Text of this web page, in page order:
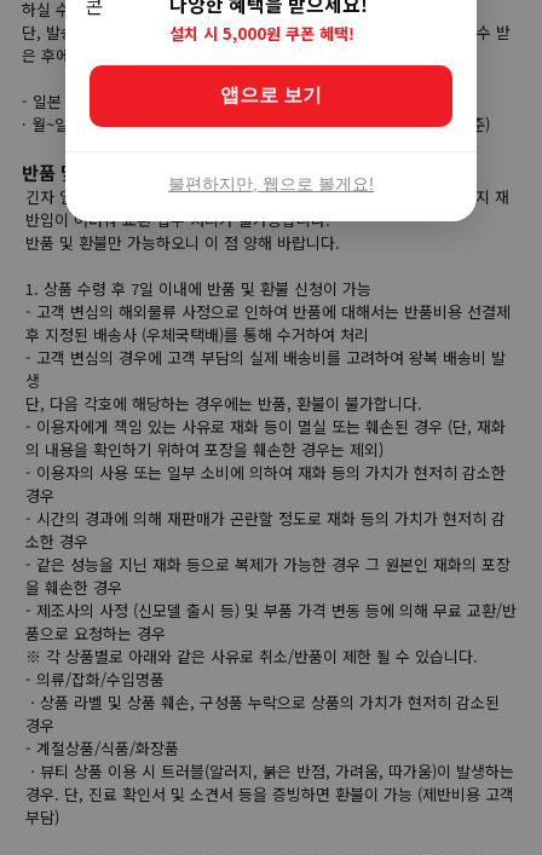
하실 수가 있습니다.
단, 발송대기 단계부터는 고객님의 직접 취소가 불가능하며, 상품을 인수 받
은 후에 반품 접수를 하셔야 합니다.
- 일본 직접 취소가능 시간
· 월~일 주문 당일 오전 00:00부터 당일 오후 23:59까지 (한국시간 기준)
반품 및 교환
긴자 일본직구는 해외 현지 상품을 한국으로 배송하기 때문에 해외 현지 재
반입이 어려워 교환 접수 처리가 불가능합니다.
반품 및 환불만 가능하오니 이 점 양해 바랍니다.
1. 상품 수령 후 7일 이내에 반품 및 환불 신청이 가능
- 고객 변심의 해외물류 사정으로 인하여 반품에 대해서는 반품비용 선결제
후 지정된 배송사 (우체국택배)를 통해 수거하여 처리
- 고객 변심의 경우에 고객 부담의 실제 배송비를 고려하여 왕복 배송비 발
생
단, 다음 각호에 해당하는 경우에는 반품, 환불이 불가합니다.
- 이용자에게 책임 있는 사유로 재화 등이 멸실 또는 훼손된 경우 (단, 재화
의 내용을 확인하기 위하여 포장을 훼손한 경우는 제외)
- 이용자의 사용 또는 일부 소비에 의하여 재화 등의 가치가 현저히 감소한
경우
- 시간의 경과에 의해 재판매가 곤란할 정도로 재화 등의 가치가 현저히 감
소한 경우
- 같은 성능을 지닌 재화 등으로 복제가 가능한 경우 그 원본인 재화의 포장
을 훼손한 경우
- 제조사의 사정 (신모델 출시 등) 및 부품 가격 변동 등에 의해 무료 교환/반
품으로 요청하는 경우
※ 각 상품별로 아래와 같은 사유로 취소/반품이 제한 될 수 있습니다.
- 의류/잡화/수입명품
ㆍ상품 라벨 및 상품 훼손, 구성품 누락으로 상품의 가치가 현저히 감소된
경우
- 계절상품/식품/화장품
ㆍ뷰티 상품 이용 시 트러블(알러지, 붉은 반점, 가려움, 따가움)이 발생하는
경우. 단, 진료 확인서 및 소견서 등을 증빙하면 환불이 가능 (제반비용 고객
부담)
설치 시 5,000원 쿠폰 혜택!
앱으로 보기
불편하지만, 웹으로 볼게요!